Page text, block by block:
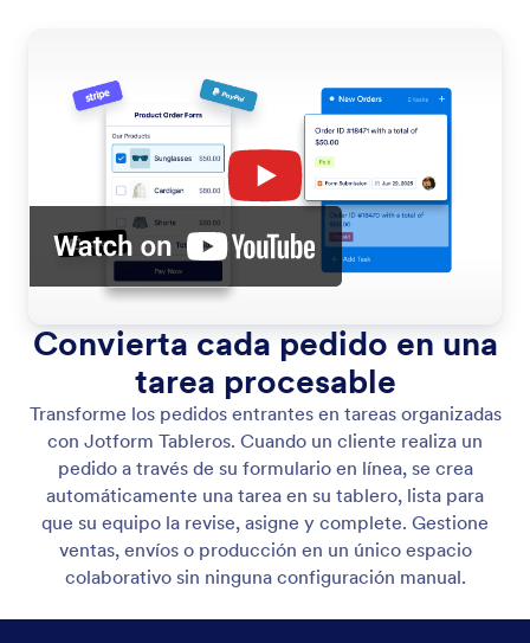
Convierta cada pedido en una
tarea procesable
Transforme los pedidos entrantes en tareas organizadas
con Jotform Tableros. Cuando un cliente realiza un
pedido a través de su formulario en línea, se crea
automáticamente una tarea en su tablero, lista para
que su equipo la revise, asigne y complete. Gestione
ventas, envíos o producción en un único espacio
colaborativo sin ninguna configuración manual.